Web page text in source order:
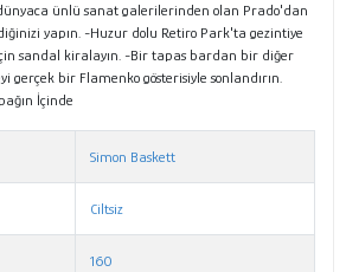
ünlü sanat galerilerinden olan Prado'dan
yapın. -Huzur dolu Retiro Park'ta gezintiye
sandal kiralayın. -Bir tapas bardan bir diğer
gerçek bir Flamenko gösterisiyle sonlandırın.
İçinde
Simon Baskett
Ciltsiz
160